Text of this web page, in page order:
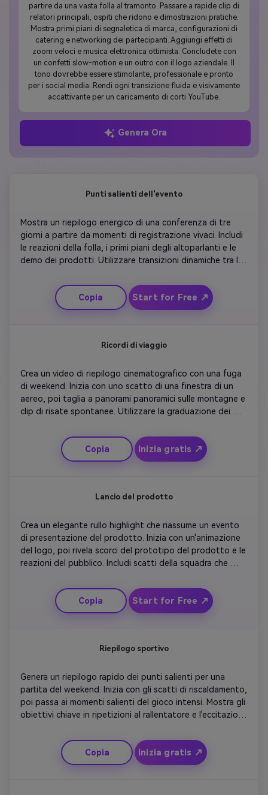
partire da una vasta folla al tramonto. Passare a rapide clip di
relatori principali, ospiti che ridono e dimostrazioni pratiche.
Mostra primi piani di segnaletica di marca, configurazioni di
catering e networking dei partecipanti. Aggiungi effetti di
zoom veloci e musica elettronica ottimista. Concludete con
un confetti slow-motion e un outro con il logo aziendale. Il
tono dovrebbe essere stimolante, professionale e pronto
per i social media. Rendi ogni transizione fluida e visivamente
accattivante per un caricamento di corti YouTube.
Genera Ora
Punti salienti dell'evento
Mostra un riepilogo energico di una conferenza di tre
giorni a partire da momenti di registrazione vivaci. Includi
le reazioni della folla, i primi piani degli altoparlanti e le
demo dei prodotti. Utilizzare transizioni dinamiche tra le
chiave. Mescola tagli rapidi di applausi per mantenere il
ritmo. Includi sovrapposizioni a marchio vicino alla fine.
Finisci con musica outro ottimista e un breve messaggio
Copia Start for Free ↗
Ricordi di viaggio
Crea un video di riepilogo cinematografico con una fuga
di weekend. Inizia con uno scatto di una finestra di un
aereo, poi taglia a panorami panoramici sulle montagne e
clip di risate spontanee. Utilizzare la graduazione dei
delicate sovrapposizioni di testo che descrivono ogni
momento. Includi un timelapse tramonto per chiudere.
Continua il ritmo naturale e nostalgico, ideale per i rulli
Copia Inizia gratis ↗
Lancio del prodotto
Crea un elegante rullo highlight che riassume un evento
di presentazione del prodotto. Inizia con un'animazione
del logo, poi rivela scorci del prototipo del prodotto e le
reazioni del pubblico. Includi scatti della squadra che
movimento rapido per enfatizzare le caratteristiche del
prodotto. Finisci con uno scatto di eroe pulito e una
forte sovrapposizione CTA che invita a preordini.
Copia Start for Free ↗
Riepilogo sportivo
Genera un riepilogo rapido dei punti salienti per una
partita del weekend. Inizia con gli scatti di riscaldamento,
poi passa ai momenti salienti del gioco intensi. Mostra gli
obiettivi chiave in ripetizioni al rallentatore e l'eccitazione
sovrapposizioni statistiche per rafforzare le prestazioni.
Concludete con un momento di celebrazione e un outro
di marca, perfetto per fan o sponsor.
Copia Inizia gratis ↗